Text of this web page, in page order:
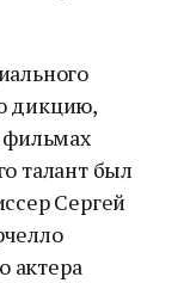
дикцию,
фильмах
талант был
Сергей
актера